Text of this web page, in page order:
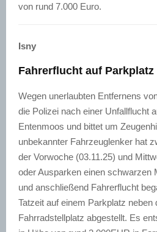
von rund 7.000 Euro.
Isny
Fahrerflucht auf Parkplatz
Wegen unerlaubten Entfernens
die Polizei nach einer Unfallflucht
Entenmoos und bittet um
unbekannter Fahrzeuglenker hat
der Vorwoche (03.11.25) und
oder Ausparken einen schwarzen
und anschließend Fahrerflucht
Tatzeit auf einem Parkplatz neben
Fahrradstellplatz abgestellt. Es